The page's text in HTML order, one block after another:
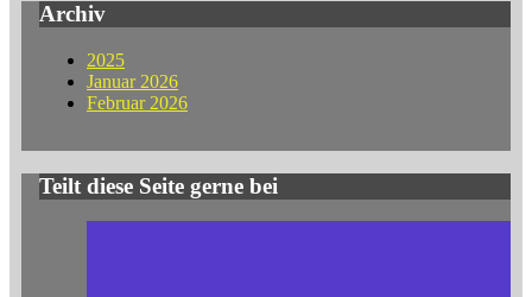
Archiv
2025
Januar 2026
Februar 2026
Teilt diese Seite gerne bei